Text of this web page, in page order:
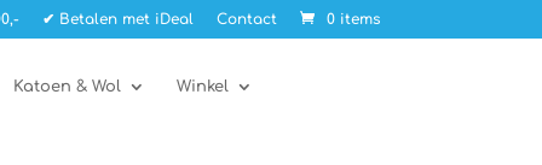
✔ Betalen met iDeal Contact 0 items
Katoen & Wol Winkel